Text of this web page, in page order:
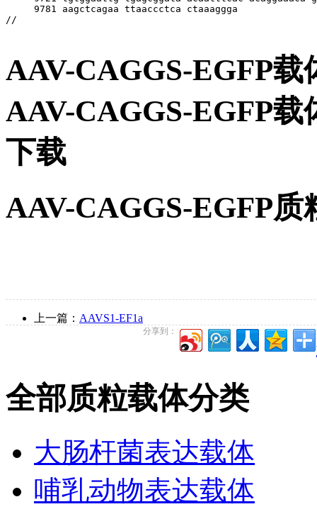
AAV-CAGGS-EGFP
AAV-CAGGS-EGFP
下载
AAV-CAGGS-EGFP
上一篇： AAVS1-EF1a
分享到：
全部质粒载体分类
大肠杆菌表达载体
哺乳动物表达载体